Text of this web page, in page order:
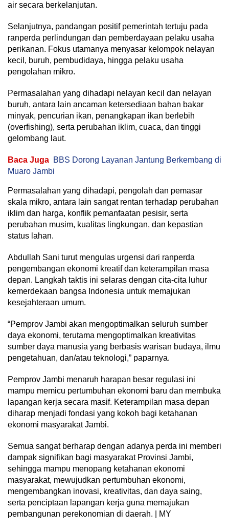
air secara berkelanjutan.
Selanjutnya, pandangan positif pemerintah tertuju pada
ranperda perlindungan dan pemberdayaan pelaku usaha
perikanan. Fokus utamanya menyasar kelompok nelayan
kecil, buruh, pembudidaya, hingga pelaku usaha
pengolahan mikro.
Permasalahan yang dihadapi nelayan kecil dan nelayan
buruh, antara lain ancaman ketersediaan bahan bakar
minyak, pencurian ikan, penangkapan ikan berlebih
(overfishing), serta perubahan iklim, cuaca, dan tinggi
gelombang laut.
Baca Juga BBS Dorong Layanan Jantung Berkembang di
Muaro Jambi
Permasalahan yang dihadapi, pengolah dan pemasar
skala mikro, antara lain sangat rentan terhadap perubahan
iklim dan harga, konflik pemanfaatan pesisir, serta
perubahan musim, kualitas lingkungan, dan kepastian
status lahan.
Abdullah Sani turut mengulas urgensi dari ranperda
pengembangan ekonomi kreatif dan keterampilan masa
depan. Langkah taktis ini selaras dengan cita-cita luhur
kemerdekaan bangsa Indonesia untuk memajukan
kesejahteraan umum.
“Pemprov Jambi akan mengoptimalkan seluruh sumber
daya ekonomi, terutama mengoptimalkan kreativitas
sumber daya manusia yang berbasis warisan budaya, ilmu
pengetahuan, dan/atau teknologi,” paparnya.
Pemprov Jambi menaruh harapan besar regulasi ini
mampu memicu pertumbuhan ekonomi baru dan membuka
lapangan kerja secara masif. Keterampilan masa depan
diharap menjadi fondasi yang kokoh bagi ketahanan
ekonomi masyarakat Jambi.
Semua sangat berharap dengan adanya perda ini memberi
dampak signifikan bagi masyarakat Provinsi Jambi,
sehingga mampu menopang ketahanan ekonomi
masyarakat, mewujudkan pertumbuhan ekonomi,
mengembangkan inovasi, kreativitas, dan daya saing,
serta penciptaan lapangan kerja guna memajukan
pembangunan perekonomian di daerah. | MY